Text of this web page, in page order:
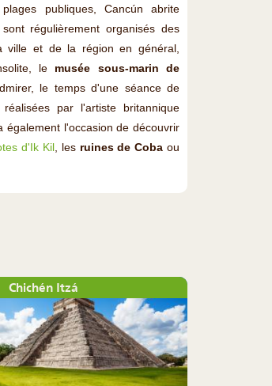
publiques, Cancún abrite
régulièrement organisés des
ville et de la région en général,
le musée sous-marin de
le temps d'une séance de
par l'artiste britannique
également l'occasion de découvrir
d'Ik Kil , les ruines de Coba ou
Chichén Itzá